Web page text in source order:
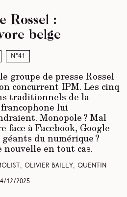
N°41
Rossel :
belge
groupe de presse Rossel
concurrent IPM. Les cinq
traditionnels de la
lui
Monopole ? Mal
face à Facebook, Google
du numérique ?
nouvelle en tout cas.
Olivier Bailly, Quentin
12/2025